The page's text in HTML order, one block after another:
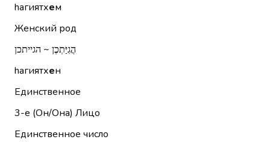
hагиятхем
Женский род
הֲגִיַּתְכֶן ~ הגייתכן
hагиятхен
Единственное
3-е (Он/Она) Лицо
Единственное число